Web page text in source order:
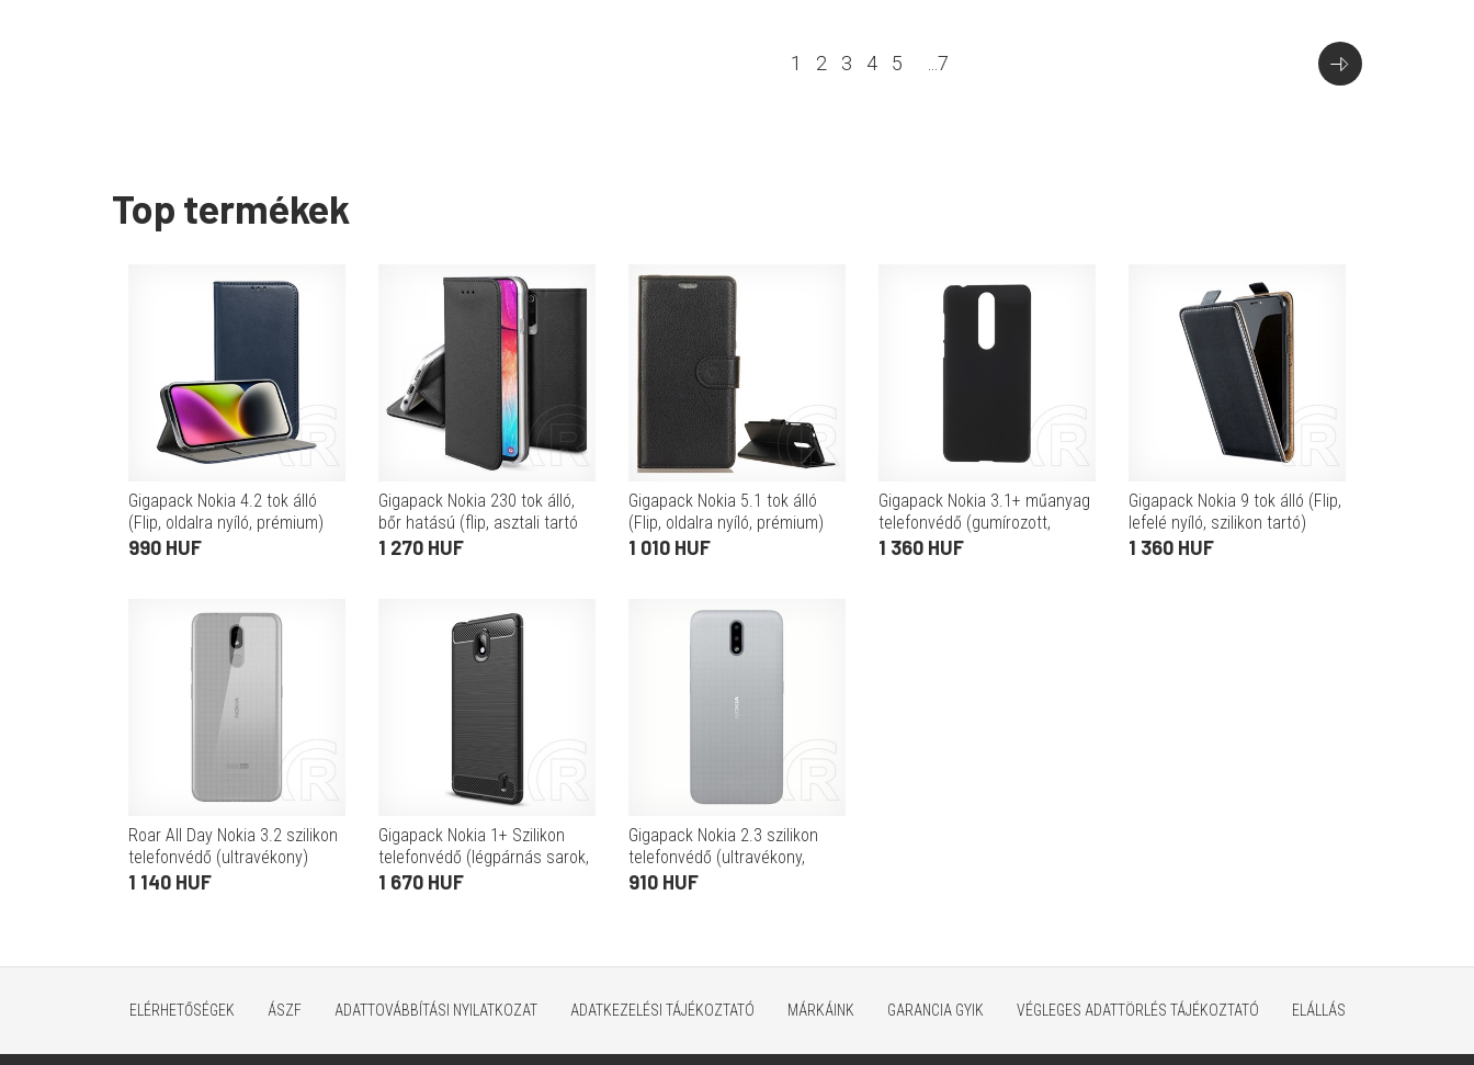
1 2 3 4 5 ...7
Top termékek
Gigapack Nokia 4.2 tok álló
(Flip, oldalra nyíló, prémium)
sötétkék
990 HUF
Gigapack Nokia 230 tok álló,
bőr hatású (flip, asztali tartó
funkció, rombusz minta)
1 270 HUF
Gigapack Nokia 5.1 tok álló
(Flip, oldalra nyíló, prémium)
fekete
1 010 HUF
Gigapack Nokia 3.1+ műanyag
telefonvédő (gumírozott,
fekete)
1 360 HUF
Gigapack Nokia 9 tok álló (Flip,
lefelé nyíló, szilikon tartó)
fekete
1 360 HUF
Roar All Day Nokia 3.2 szilikon
telefonvédő (ultravékony)
átlátszó
1 140 HUF
Gigapack Nokia 1+ Szilikon
telefonvédő (légpárnás sarok,
szálcsiszolt, karbon minta,
1 670 HUF
Gigapack Nokia 2.3 szilikon
telefonvédő (ultravékony,
átlátszó)
910 HUF
ELÉRHETŐSÉGEK ÁSZF ADATTOVÁBBÍTÁSI NYILATKOZAT ADATKEZELÉSI TÁJÉKOZTATÓ MÁRKÁINK GARANCIA GYIK VÉGLEGES ADATTÖRLÉS TÁJÉKOZTATÓ ELÁLLÁS